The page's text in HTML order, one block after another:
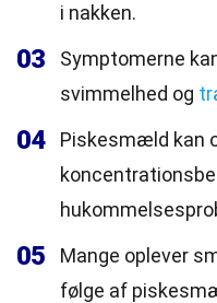
i nakken.
03
Symptomerne
svimmelhed og
04
Piskesmæld kan
05
Mange oplever
følge af